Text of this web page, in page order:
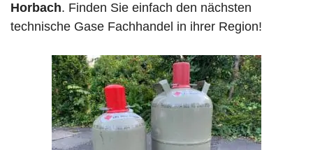
Horbach. Finden Sie einfach den nächsten
technische Gase Fachhandel in ihrer Region!